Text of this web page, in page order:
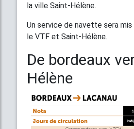
la ville Saint-Hélène.
Un service de navette sera
le VTF et Saint-Hélène.
De bordeaux
Hélène